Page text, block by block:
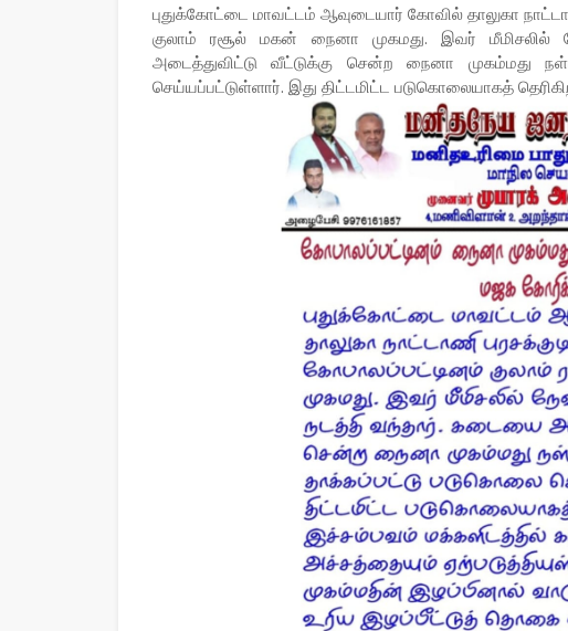
புதுக்கோட்டை மாவட்டம் ஆவுடையார் கோவில் தாலுகா
குலாம் ரசூல் மகன் நைனா முகமது. இவர்
அடைத்துவிட்டு வீட்டுக்கு சென்ற நைனா முகம்மது
செய்யப்பட்டுள்ளார். இது திட்டமிட்ட படுகொலையாகத்